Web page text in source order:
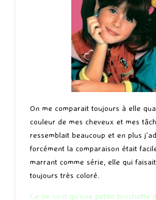
On me comparait toujours à elle
couleur de mes cheveux et mes
ressemblait beaucoup et en plus
forcément la comparaison était
marrant comme série, elle qui
toujours très coloré.
Ce ne sont qu’une petite brochette